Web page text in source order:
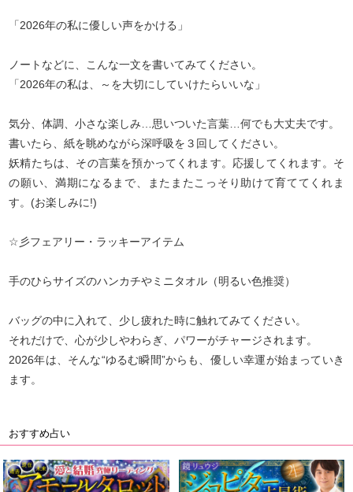
「2026年の私に優しい声をかける」
ノートなどに、こんな一文を書いてみてください。
「2026年の私は、～を大切にしていけたらいいな」
気分、体調、小さな楽しみ…思いついた言葉…何でも大丈夫です。
書いたら、紙を眺めながら深呼吸を３回してください。
妖精たちは、その言葉を預かってくれます。応援してくれます。そ
の願い、満期になるまで、またまたこっそり助けて育ててくれま
す。(お楽しみに!)
☆彡フェアリー・ラッキーアイテム
手のひらサイズのハンカチやミニタオル（明るい色推奨）
バッグの中に入れて、少し疲れた時に触れてみてください。
それだけで、心が少しやわらぎ、パワーがチャージされます。
2026年は、そんな“ゆるむ瞬間”からも、優しい幸運が始まっていき
ます。
おすすめ占い